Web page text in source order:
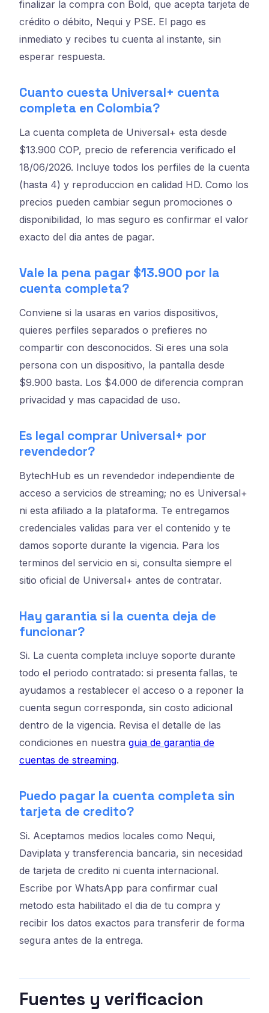
finalizar la compra con Bold, que acepta tarjeta de
crédito o débito, Nequi y PSE. El pago es
inmediato y recibes tu cuenta al instante, sin
esperar respuesta.
Cuanto cuesta Universal+ cuenta
completa en Colombia?
La cuenta completa de Universal+ esta desde
$13.900 COP, precio de referencia verificado el
18/06/2026. Incluye todos los perfiles de la cuenta
(hasta 4) y reproduccion en calidad HD. Como los
precios pueden cambiar segun promociones o
disponibilidad, lo mas seguro es confirmar el valor
exacto del dia antes de pagar.
Vale la pena pagar $13.900 por la
cuenta completa?
Conviene si la usaras en varios dispositivos,
quieres perfiles separados o prefieres no
compartir con desconocidos. Si eres una sola
persona con un dispositivo, la pantalla desde
$9.900 basta. Los $4.000 de diferencia compran
privacidad y mas capacidad de uso.
Es legal comprar Universal+ por
revendedor?
BytechHub es un revendedor independiente de
acceso a servicios de streaming; no es Universal+
ni esta afiliado a la plataforma. Te entregamos
credenciales validas para ver el contenido y te
damos soporte durante la vigencia. Para los
terminos del servicio en si, consulta siempre el
sitio oficial de Universal+ antes de contratar.
Hay garantia si la cuenta deja de
funcionar?
Si. La cuenta completa incluye soporte durante
todo el periodo contratado: si presenta fallas, te
ayudamos a restablecer el acceso o a reponer la
cuenta segun corresponda, sin costo adicional
dentro de la vigencia. Revisa el detalle de las
condiciones en nuestra guia de garantia de
cuentas de streaming.
Puedo pagar la cuenta completa sin
tarjeta de credito?
Si. Aceptamos medios locales como Nequi,
Daviplata y transferencia bancaria, sin necesidad
de tarjeta de credito ni cuenta internacional.
Escribe por WhatsApp para confirmar cual
metodo esta habilitado el dia de tu compra y
recibir los datos exactos para transferir de forma
segura antes de la entrega.
Fuentes y verificacion